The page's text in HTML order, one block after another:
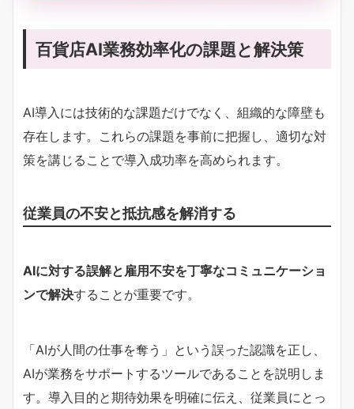
百貨店AI業務効率化の課題と解決策
AI導入には技術的な課題だけでなく、組織的な障壁も
存在します。これらの課題を事前に把握し、適切な対
策を講じることで導入成功率を高められます。
従業員の不安と抵抗感を解消する
AIに対する誤解と雇用不安を丁寧なコミュニケーショ
ンで解決することが重要です。
「AIが人間の仕事を奪う」という誤った認識を正し、
AIが業務をサポートするツールであることを説明しま
す。導入目的と期待効果を明確に伝え、従業員にとっ